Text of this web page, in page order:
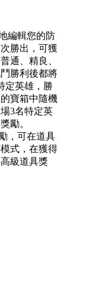
編輯您的防
勝出，可獲
通、精良、
勝利後都將
定英雄，勝
寶箱中隨機
3名特定英
勵。
，可在道具
式，在獲得
級道具獎